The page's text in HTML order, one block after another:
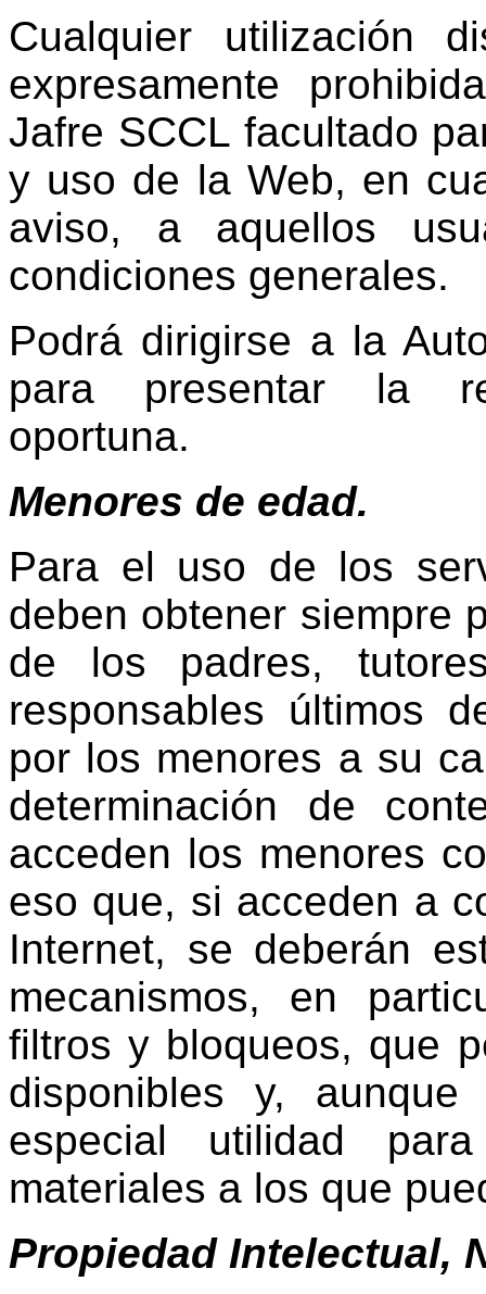
Cualquier utilización
expresamente
Jafre SCCL facultado
y uso de la Web, en
aviso, a aquellos
condiciones generales.
Podrá dirigirse a la
para presentar la
oportuna.
Menores de edad.
Para el uso de los
deben obtener siempre
de los padres,
responsables últimos
por los menores a su
determinación de
acceden los menores
eso que, si acceden a
Internet, se deberán
mecanismos, en
filtros y bloqueos, que
disponibles y,
especial utilidad
materiales a los que
Propiedad Intelectual,